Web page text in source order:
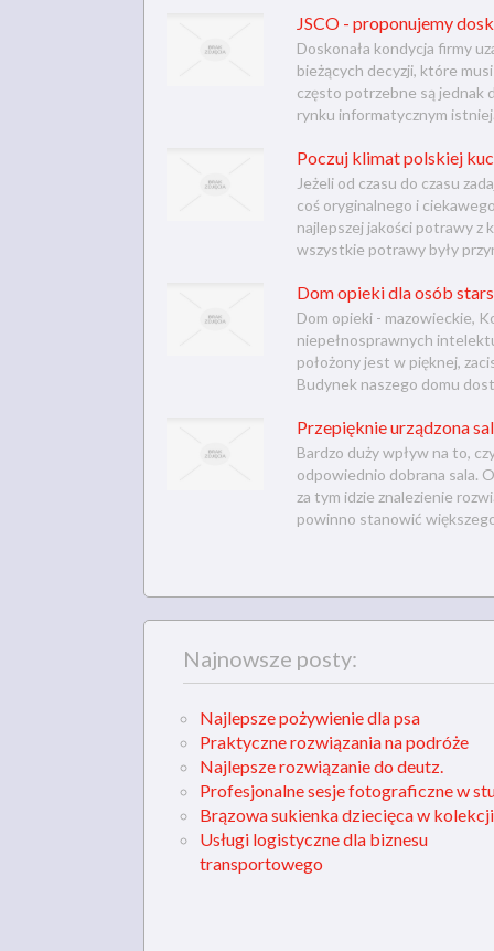
JSCO - proponujemy
Doskonała kondycja firmy
bieżących decyzji, które
często potrzebne są jednak
rynku informatycznym
Poczuj klimat polskiej
Jeżeli od czasu do czasu
coś oryginalnego i
najlepszej jakości potrawy z
wszystkie potrawy były
Dom opieki dla osób
Dom opieki - mazowieckie,
niepełnosprawnych
położony jest w pięknej,
Budynek naszego domu
Przepięknie urządzona
Bardzo duży wpływ na to,
odpowiednio dobrana sala.
za tym idzie znalezienie
powinno stanowić
Najnowsze posty:
Najlepsze pożywienie dla psa
Praktyczne rozwiązania na podróże
Najlepsze rozwiązanie do deutz.
Profesjonalne sesje fotograficzne w
Brązowa sukienka dziecięca w
Usługi logistyczne dla biznesu
transportowego